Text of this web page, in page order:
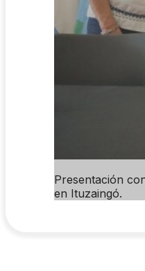
Presentación
en Ituzaingó.